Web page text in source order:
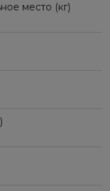
место (кг)